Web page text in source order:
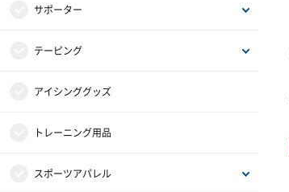
ネックウォーマー
シンガード
ビブス
キャプテンマーク
DVD・書籍
インナーパンツ・タイツ
レディスインナー
アミノ酸
ビタミン・ミネラル
ドリンク
補給食
プロテイン
サポーター
ひじ・手首・指用サポーター
大腿・ふくらはぎ用サポーター
腰用サポーター
ひざ用サポーター
テーピング
非伸縮テープ
伸縮テープ
アンダーラップ
アイシンググッズ
トレーニング用品
スポーツアパレル